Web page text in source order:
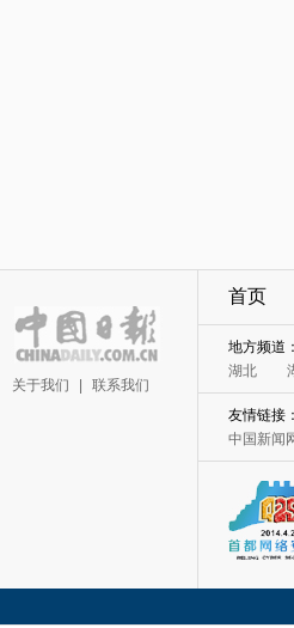
关于我们 联系我们
首页
地方频道：
湖北
友情链接：
中国新闻